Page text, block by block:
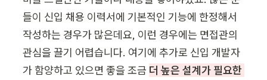
들이 신입 채용 이력서에 기본적인 기능에 한정해서
작성하는 경우가 많은데요, 이런 경우에는 면접관의
관심을 끌기 어렵습니다. 여기에 추가로 신입 개발자
가 함양하고 있으면 좋을 조금 더 높은 설계가 필요한